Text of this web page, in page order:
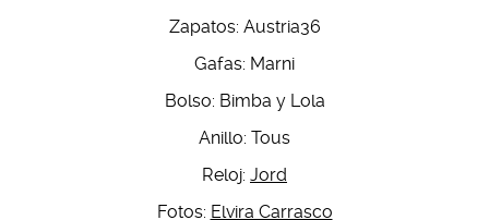
Zapatos: Austria36
Gafas: Marni
Bolso: Bimba y Lola
Anillo: Tous
Reloj: Jord
Fotos: Elvira Carrasco